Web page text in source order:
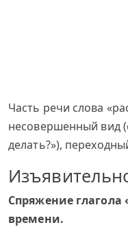
Часть речи слова
несовершенный вид
делать?»),
Спряжение
времени.